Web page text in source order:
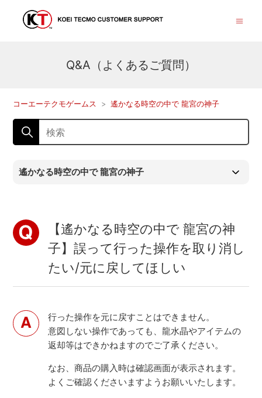
Q&A（よくあるご質問）
コーエーテクモゲームス 遙かなる時空の中で 龍宮の神子
遙かなる時空の中で 龍宮の神子
【遙かなる時空の中で 龍宮の神
子】誤って行った操作を取り消し
たい/元に戻してほしい
行った操作を元に戻すことはできません。
意図しない操作であっても、龍水晶やアイテムの
返却等はできかねますのでご了承ください。
なお、商品の購入時は確認画面が表示されます。
よくご確認くださいますようお願いいたします。